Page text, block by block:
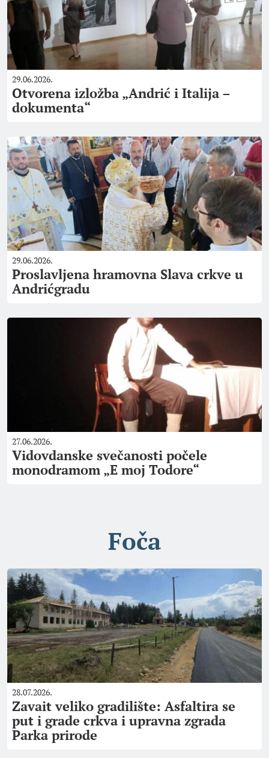
29.06.2026.
Otvorena izložba „Andrić i Italija –
dokumenta“
29.06.2026.
Proslavljena hramovna Slava crkve u
Andrićgradu
27.06.2026.
Vidovdanske svečanosti počele
monodramom „E moj Todore“
Foča
28.07.2026.
Zavait veliko gradilište: Asfaltira se
put i grade crkva i upravna zgrada
Parka prirode